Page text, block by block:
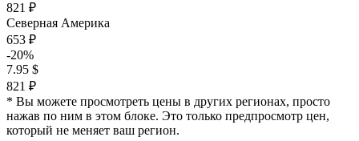
821 ₽
Северная Америка
653 ₽
-20%
7.95 $
821 ₽
* Вы можете просмотреть цены в других регионах, просто
нажав по ним в этом блоке. Это только предпросмотр цен,
который не меняет ваш регион.